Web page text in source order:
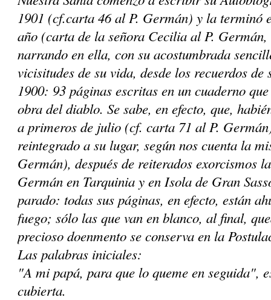
1901 (cf.carta 46 al P. Germán) y la terminó
año (carta de la señora Cecilia al P.
narrando en ella, con su acostumbrada
vicisitudes de su vida, desde los recuerdos
1900: 93 páginas escritas en un cuaderno
obra del diablo. Se sabe, en efecto, que,
a primeros de julio (cf. carta 71 al P.
reintegrado a su lugar, según nos cuenta la
Germán), después de reiterados exorcismos
Germán en Tarquinia y en Isola de Gran
parado: todas sus páginas, en efecto, están
fuego; sólo las que van en blanco, al final,
precioso doen­mento se conserva en la
Las palabras iniciales:
"A mi papá, para que lo queme en seguida",
cubierta.